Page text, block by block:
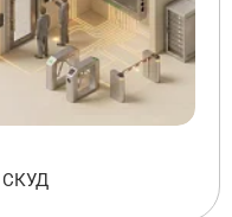
СКУД